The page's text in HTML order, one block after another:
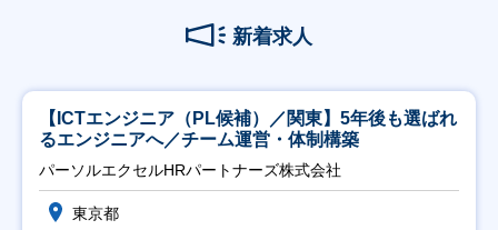
新着求人
【ICTエンジニア（PL候補）／関東】5年後も選ばれ
るエンジニアへ／チーム運営・体制構築
パーソルエクセルHRパートナーズ株式会社
東京都